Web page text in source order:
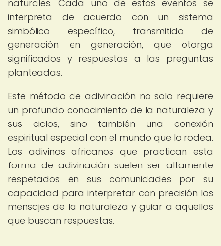
naturales. Cada uno de estos eventos se
interpreta de acuerdo con un sistema
simbólico específico, transmitido de
generación en generación, que otorga
significados y respuestas a las preguntas
planteadas.
Este método de adivinación no solo requiere
un profundo conocimiento de la naturaleza y
sus ciclos, sino también una conexión
espiritual especial con el mundo que lo rodea.
Los adivinos africanos que practican esta
forma de adivinación suelen ser altamente
respetados en sus comunidades por su
capacidad para interpretar con precisión los
mensajes de la naturaleza y guiar a aquellos
que buscan respuestas.